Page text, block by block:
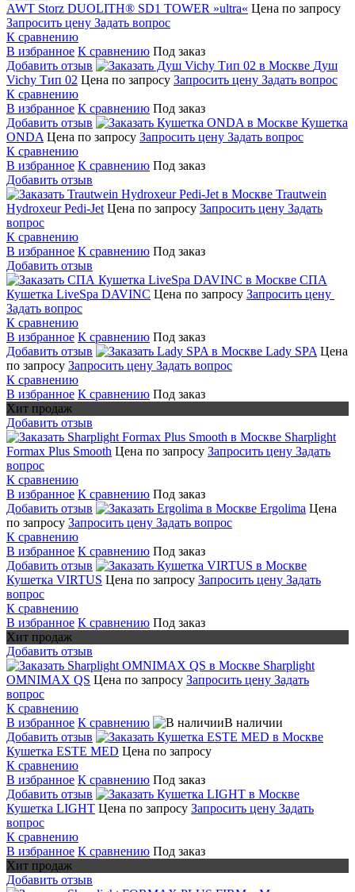
AWT Storz DUOLITH® SD1 TOWER »ultra« Цена по запросу
Запросить цену Задать вопрос
К сравнению
В избранное К сравнению Под заказ
Добавить отзыв
Душ
Vichy Тип 02 Цена по запросу Запросить цену Задать вопрос
К сравнению
В избранное К сравнению Под заказ
Добавить отзыв
Кушетка
ONDA Цена по запросу Запросить цену Задать вопрос
К сравнению
В избранное К сравнению Под заказ
Добавить отзыв
Trautwein
Hydroxeur Pedi-Jet Цена по запросу Запросить цену Задать
вопрос
К сравнению
В избранное К сравнению Под заказ
Добавить отзыв
СПА
Кушетка LiveSpa DAVINC Цена по запросу Запросить цену
Задать вопрос
К сравнению
В избранное К сравнению Под заказ
Добавить отзыв
Lady SPA Цена
по запросу Запросить цену Задать вопрос
К сравнению
В избранное К сравнению Под заказ
Хит продаж
Добавить отзыв
Sharplight
Formax Plus Smooth Цена по запросу Запросить цену Задать
вопрос
К сравнению
В избранное К сравнению Под заказ
Добавить отзыв
Ergolima Цена
по запросу Запросить цену Задать вопрос
К сравнению
В избранное К сравнению Под заказ
Добавить отзыв
Кушетка VIRTUS Цена по запросу Запросить цену Задать
вопрос
К сравнению
В избранное К сравнению Под заказ
Хит продаж
Добавить отзыв
Sharplight
OMNIMAX QS Цена по запросу Запросить цену Задать
вопрос
К сравнению
В избранное К сравнению
В наличии
Добавить отзыв
Кушетка ESTE MED Цена по запросу
К сравнению
В избранное К сравнению Под заказ
Добавить отзыв
Кушетка LIGHT Цена по запросу Запросить цену Задать
вопрос
К сравнению
В избранное К сравнению Под заказ
Хит продаж
Добавить отзыв